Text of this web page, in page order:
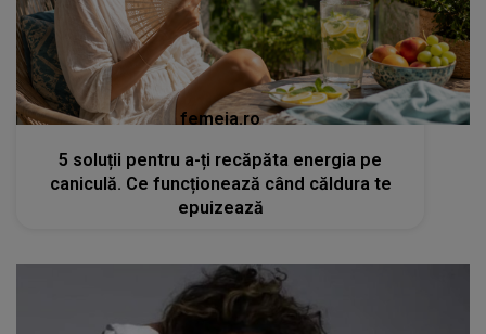
femeia.ro
5 soluții pentru a-ți recăpăta energia pe
caniculă. Ce funcționează când căldura te
epuizează